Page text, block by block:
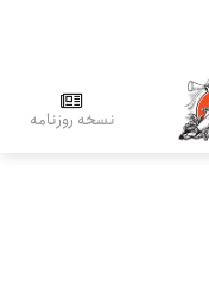
نسخه روزنامه